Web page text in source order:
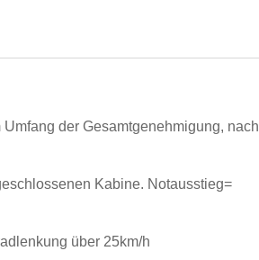
der Gesamtgenehmigung, nach
Kabine. Notausstieg=
über 25km/h